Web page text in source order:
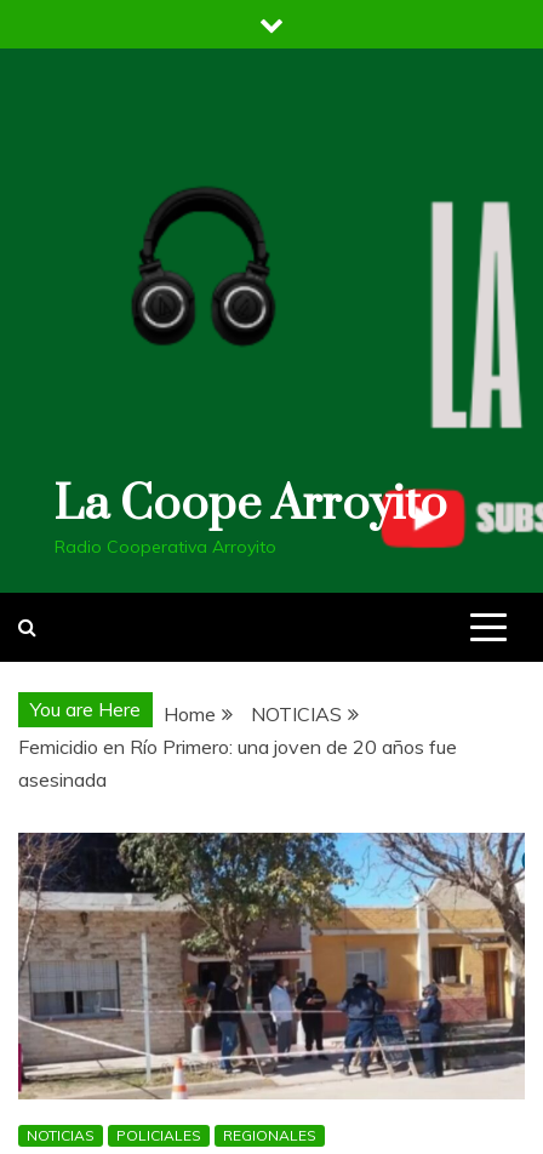
to
La Coope Arroyito
Radio Cooperativa Arroyito
You are Here Home
NOTICIAS
Femicidio en Río Primero: una joven de 20 años fue
asesinada
NOTICIAS POLICIALES REGIONALES